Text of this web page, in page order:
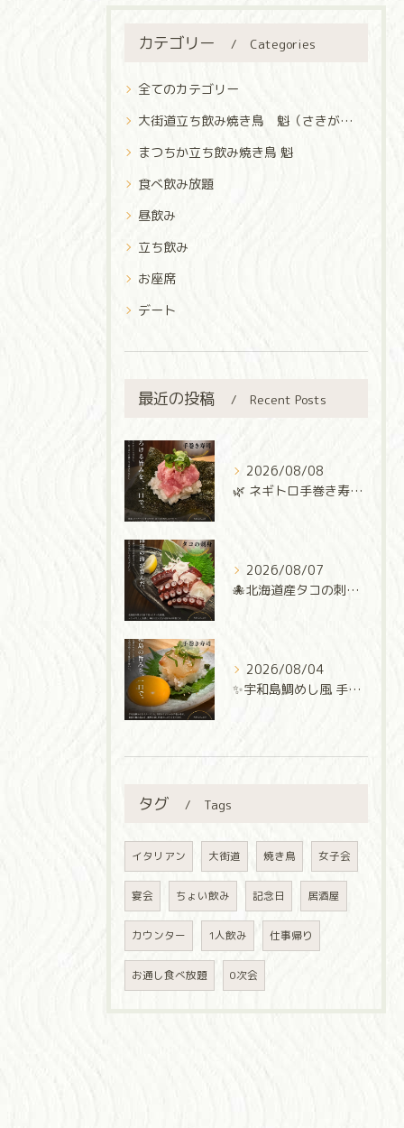
カテゴリー Categories
全てのカテゴリー
大街道立ち飲み焼き鳥 魁（さきがけ）
まつちか立ち飲み焼き鳥 魁
食べ飲み放題
昼飲み
立ち飲み
お座席
デート
最近の投稿 Recent Posts
2026/08/08
🌿 ネギトロ手巻き寿司 🌿
2026/08/07
🐙北海道産タコの刺身🐙
2026/08/04
✨宇和島鯛めし風 手巻き寿司✨
タグ Tags
イタリアン 大街道 焼き鳥 女子会
宴会 ちょい飲み 記念日 居酒屋
カウンター 1人飲み 仕事帰り
お通し食べ放題 0次会